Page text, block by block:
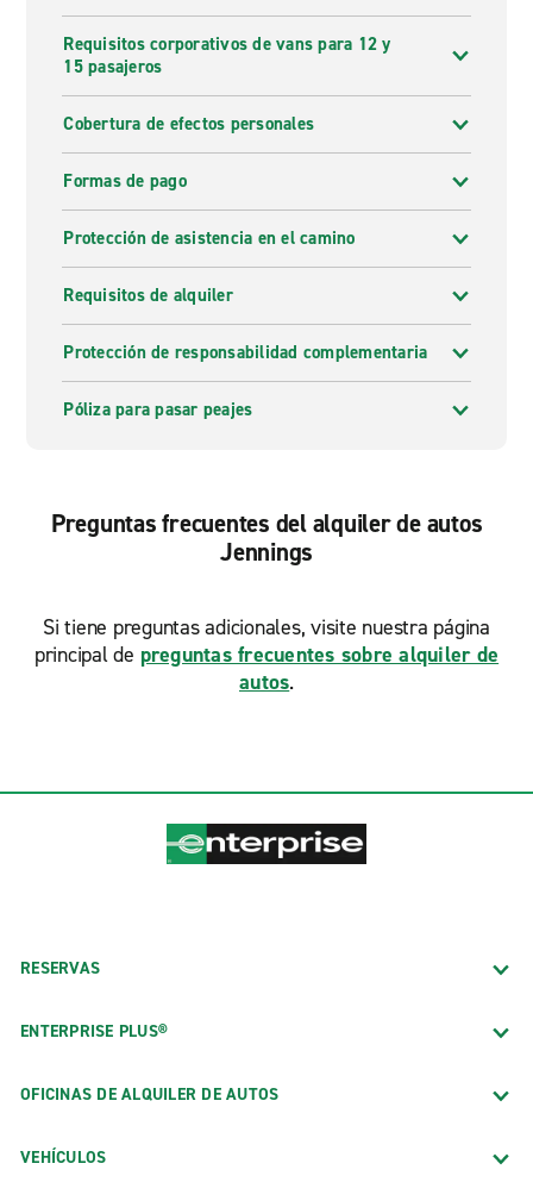
Requisitos corporativos de vans para 12 y
15 pasajeros
Cobertura de efectos personales
Formas de pago
Protección de asistencia en el camino
Requisitos de alquiler
Protección de responsabilidad complementaria
Póliza para pasar peajes
Preguntas frecuentes del alquiler de autos
Jennings
Si tiene preguntas adicionales, visite nuestra página
principal de preguntas frecuentes sobre alquiler de
autos.
RESERVAS
ENTERPRISE PLUS®
OFICINAS DE ALQUILER DE AUTOS
VEHÍCULOS